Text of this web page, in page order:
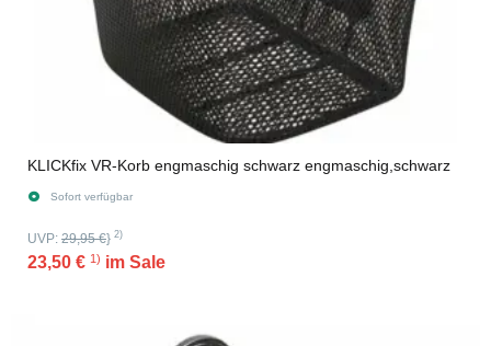
KLICKfix VR-Korb engmaschig schwarz engmaschig,schwarz
Sofort verfügbar
UVP: 29,95 €} 2)
23,50 € 1) im Sale